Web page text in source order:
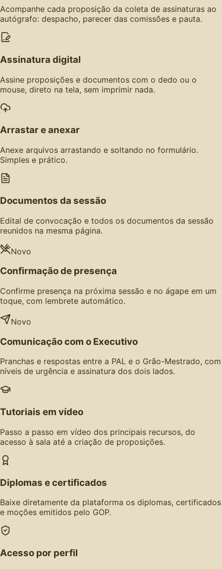
Acompanhe cada proposição da coleta de assinaturas ao
autógrafo: despacho, parecer das comissões e pauta.
Assinatura digital
Assine proposições e documentos com o dedo ou o
mouse, direto na tela, sem imprimir nada.
Arrastar e anexar
Anexe arquivos arrastando e soltando no formulário.
Simples e prático.
Documentos da sessão
Edital de convocação e todos os documentos da sessão
reunidos na mesma página.
Novo
Confirmação de presença
Confirme presença na próxima sessão e no ágape em um
toque, com lembrete automático.
Novo
Comunicação com o Executivo
Pranchas e respostas entre a PAL e o Grão-Mestrado, com
níveis de urgência e assinatura dos dois lados.
Tutoriais em vídeo
Passo a passo em vídeo dos principais recursos, do
acesso à sala até a criação de proposições.
Diplomas e certificados
Baixe diretamente da plataforma os diplomas, certificados
e moções emitidos pelo GOP.
Acesso por perfil